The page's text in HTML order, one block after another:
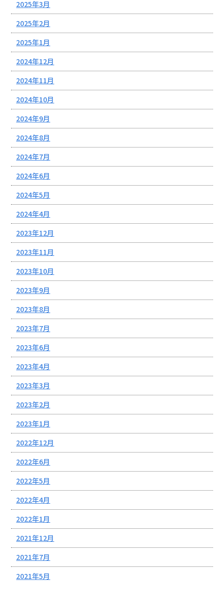
2025年3月
2025年2月
2025年1月
2024年12月
2024年11月
2024年10月
2024年9月
2024年8月
2024年7月
2024年6月
2024年5月
2024年4月
2023年12月
2023年11月
2023年10月
2023年9月
2023年8月
2023年7月
2023年6月
2023年4月
2023年3月
2023年2月
2023年1月
2022年12月
2022年6月
2022年5月
2022年4月
2022年1月
2021年12月
2021年7月
2021年5月